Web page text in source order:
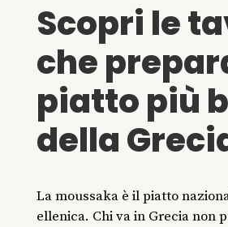
Scopri le
che
piatto più
della
La moussaka è il piatto
ellenica. Chi va in Grecia non